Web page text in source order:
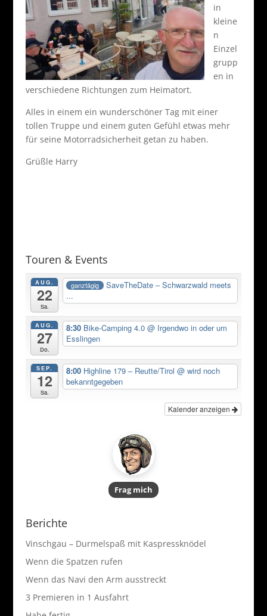
in
kleine
n
Einzel
grupp
en in
verschiedene Richtungen zum Heimatort.
Alles in einem ein wunderschöner Tag mit einer
tollen Truppe und einem guten Gefühl etwas mehr
für seine Motorradsicherheit getan zu haben.
Grüßle Harry
Touren & Events
AUG.
22
Sa.
ganztägig
SaveTheDate – Schwarzwald meets
...
AUG.
27
Do.
8:30 Bike-Camping 4.0@ Irgendwo in oder um
Esslingen
SEP.
12
Sa.
8:00 Highline 179 – Reutte/Tirol@ wird noch
bekanntgegeben
Kalender anzeigen
Frag mich
Berichte
Vinschgau – Durmelspaß mit Kaspressknödel
Wenn die Spatzen rufen
Wenn das Navi den Arm ausstreckt
3 Premieren in 1 Ausfahrt